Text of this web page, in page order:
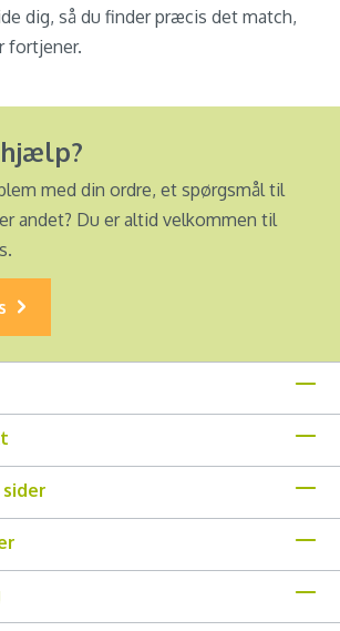
dig, så du finder præcis det match,
fortjener.
med din ordre, et spørgsmål til
andet? Du er altid velkommen til